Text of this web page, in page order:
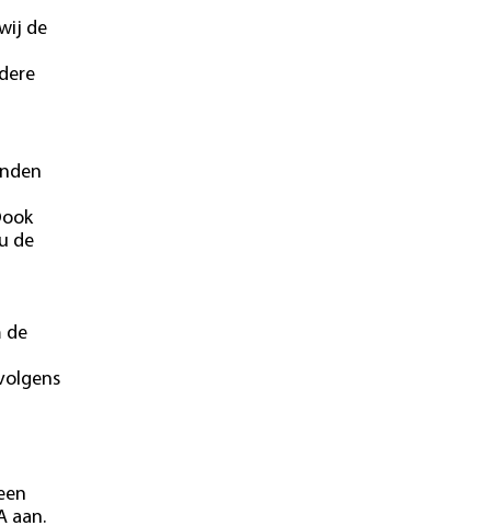
de
de
de
aan.